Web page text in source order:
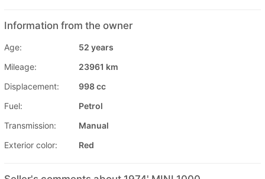
Information from the owner
Age:
52 years
Mileage:
23961 km
Displacement:
998 cc
Fuel:
Petrol
Transmission:
Manual
Exterior color:
Red